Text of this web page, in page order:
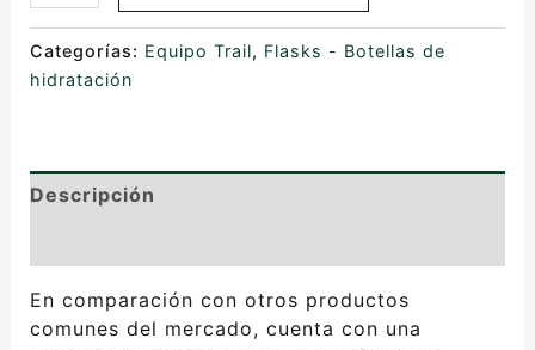
Categorías: Equipo Trail, Flasks - Botellas de
hidratación
Descripción
En comparación con otros productos
comunes del mercado, cuenta con una